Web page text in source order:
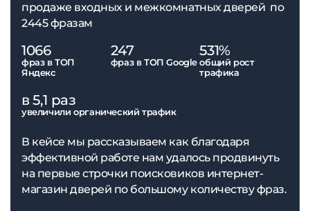
продаже входных и межкомнатных дверей по
2445 фразам
1066
фраз в ТОП
Яндекс
247
фраз в ТОП Google
531%
общий рост
трафика
в 5,1 раз
увеличили органический трафик
В кейсе мы рассказываем как благодаря
эффективной работе нам удалось продвинуть
на первые строчки поисковиков интернет-
магазин дверей по большому количеству фраз.